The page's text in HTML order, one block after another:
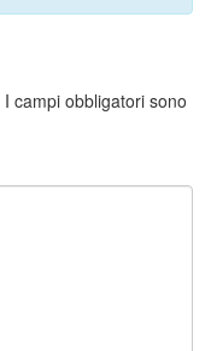
I campi obbligatori sono